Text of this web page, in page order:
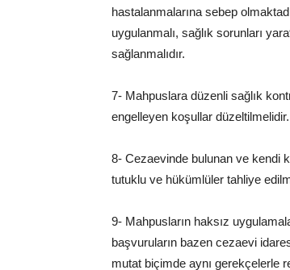
hastalanmalarına sebep
uygulanmalı, sağlık sorunları
sağlanmalıdır.
7- Mahpuslara düzenli sağlık
engelleyen koşullar düzeltilmelidir.
8- Cezaevinde bulunan ve kendi
tutuklu ve hükümlüler tahliye
9- Mahpusların haksız
başvuruların bazen cezaevi
mutat biçimde aynı gerekçelerle